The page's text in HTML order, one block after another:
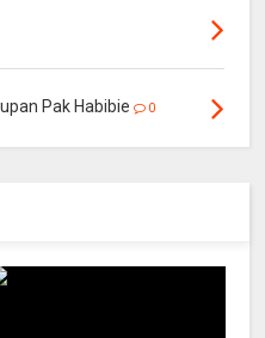
Pak Habibie 0